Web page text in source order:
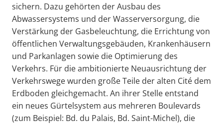
sichern. Dazu gehörten der Ausbau des
Abwassersystems und der Wasserversorgung, die
Verstärkung der Gasbeleuchtung, die Errichtung von
öffentlichen Verwaltungsgebäuden, Krankenhäusern
und Parkanlagen sowie die Optimierung des
Verkehrs. Für die ambitionierte Neuausrichtung der
Verkehrswege wurden große Teile der alten Cité dem
Erdboden gleichgemacht. An ihrer Stelle entstand
ein neues Gürtelsystem aus mehreren Boulevards
(zum Beispiel: Bd. du Palais, Bd. Saint-Michel), die